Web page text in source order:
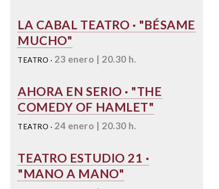
LA CABAL TEATRO · "BÉSAME
MUCHO"
TEATRO · 23 enero | 20.30 h.
AHORA EN SERIO · "THE
COMEDY OF HAMLET"
TEATRO · 24 enero | 20.30 h.
TEATRO ESTUDIO 21 ·
"MANO A MANO"